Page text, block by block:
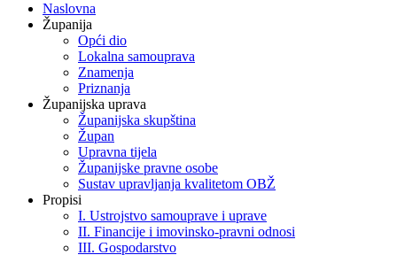
Naslovna
Županija
Opći dio
Lokalna samouprava
Znamenja
Priznanja
Županijska uprava
Županijska skupština
Župan
Upravna tijela
Županijske pravne osobe
Sustav upravljanja kvalitetom OBŽ
Propisi
I. Ustrojstvo samouprave i uprave
II. Financije i imovinsko-pravni odnosi
III. Gospodarstvo